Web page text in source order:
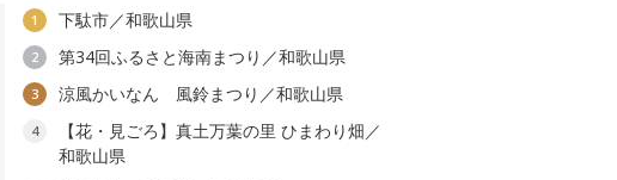
1 下駄市／和歌山県
2 第34回ふるさと海南まつり／和歌山県
3 涼風かいなん 風鈴まつり／和歌山県
4
【花・見ごろ】真土万葉の里 ひまわり畑／
和歌山県